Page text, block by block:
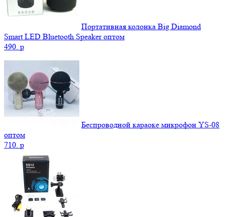
Портативная колонка Big Diamond
Smart LED Bluetooth Speaker оптом
490. p
Беспроводной караоке микрофон YS-08
оптом
710. p